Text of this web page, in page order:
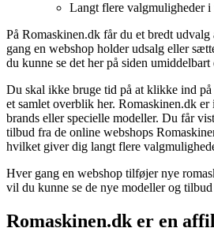
Langt flere valgmuligheder i
På Romaskinen.dk får du et bredt
gang en webshop holder udsalg eller
du kunne se det her på siden umiddelbart
Du skal ikke bruge tid på at klikke ind
et samlet overblik her. Romaskinen.dk
brands eller specielle modeller. Du får
tilbud fra de online webshops
hvilket giver dig langt flere
Hver gang en webshop tilføjer nye
vil du kunne se de nye modeller og tilbud
Romaskinen.dk er en